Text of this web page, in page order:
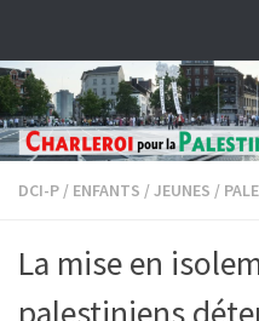
DCI-P / ENFANTS /JEUNES /
La mise en